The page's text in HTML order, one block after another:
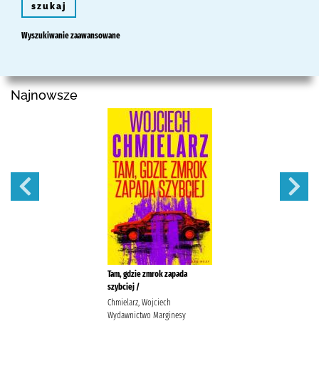
szukaj
Wyszukiwanie zaawansowane
Najnowsze
Tam, gdzie zmrok zapada
szybciej /
Chmielarz, Wojciech
Wydawnictwo Marginesy